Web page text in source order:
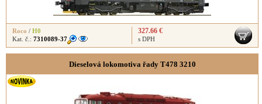
Roco / H0
Kat. č.: 7310089-37
327.66 €
s DPH
Dieselová lokomotiva řady T478 3210